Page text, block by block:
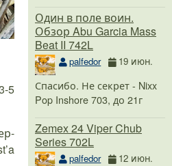
5
Один в поле воин.
Обзор Abu Garcia Mass
Beat II 742L
palfedor 19 июн.
Спасибо. Не секрет - Nixx
Pop Inshore 703, до 21г
Zemex 24 Viper Chub
Series 702L
palfedor 12 июн.